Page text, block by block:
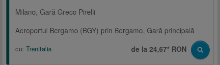
Milano, Gară Greco Pirelli
Aeroportul Bergamo (BGY) prin Bergamo, Gară principală
cu: Trenitalia de la 24,67* RON